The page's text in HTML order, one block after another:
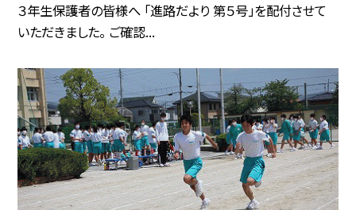
３年生保護者の皆様へ 「進路だより 第５号」を配付させて
いただきました。 ご確認...